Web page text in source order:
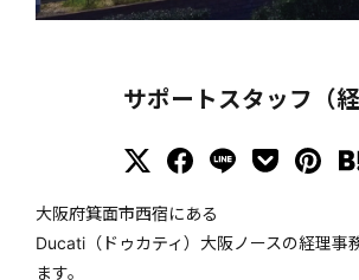
サポートスタッフ（経
大阪府箕面市西宿にある
Ducati（ドゥカティ）大阪ノースの経理事
ます。